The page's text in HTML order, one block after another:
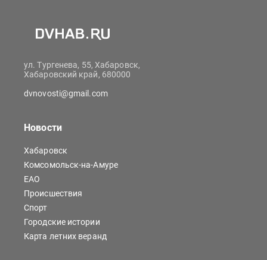
ул. Тургенева, 55, Хабаровск,
Хабаровский край, 680000
dvnovosti@gmail.com
Новости
Хабаровск
Комсомольск-на-Амуре
ЕАО
Происшествия
Спорт
Городские истории
Карта летних веранд